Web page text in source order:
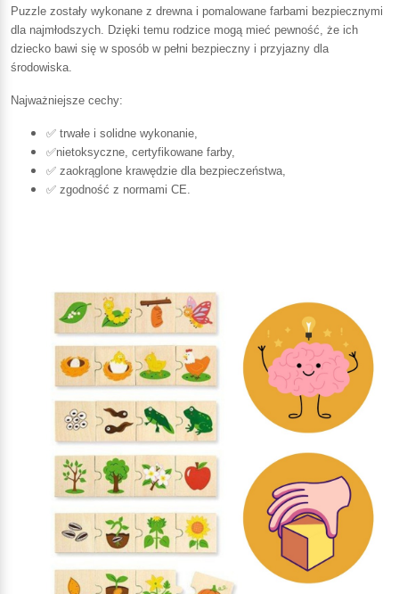
Puzzle zostały wykonane z drewna i pomalowane farbami bezpiecznymi
dla najmłodszych. Dzięki temu rodzice mogą mieć pewność, że ich
dziecko bawi się w sposób w pełni bezpieczny i przyjazny dla
środowiska.
Najważniejsze cechy:
✅ trwałe i solidne wykonanie,
✅nietoksyczne, certyfikowane farby,
✅ zaokrąglone krawędzie dla bezpieczeństwa,
✅ zgodność z normami CE.